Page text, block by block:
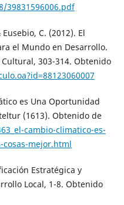
39831596006.pdf
C. (2012). El
el Mundo en Desarrollo.
303-314. Obtenido
es Una Oportunidad
(1613). Obtenido de
cambio-climatico-es-
mejor.html
Estratégica y
Local, 1-8. Obtenido